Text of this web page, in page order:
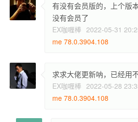
有没有会员版的，上个版
没有会员了
EX咖喱棒 2022-05-31
me 78.0.3904.108
求求大佬更新呐，已经用
EX咖喱棒 2022-05-28
me 78.0.3904.108